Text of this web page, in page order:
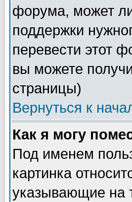
форума, может
поддержки
перевести этот
вы можете
страницы)
Вернуться к
Как я могу
Под именем
картинка
указывающие на